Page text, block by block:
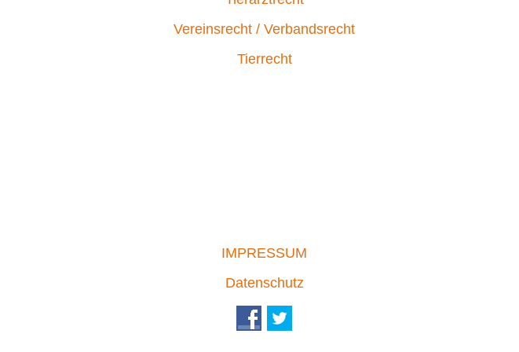
Vereinsrecht / Verbandsrecht
Tierrecht
IMPRESSUM
Datenschutz